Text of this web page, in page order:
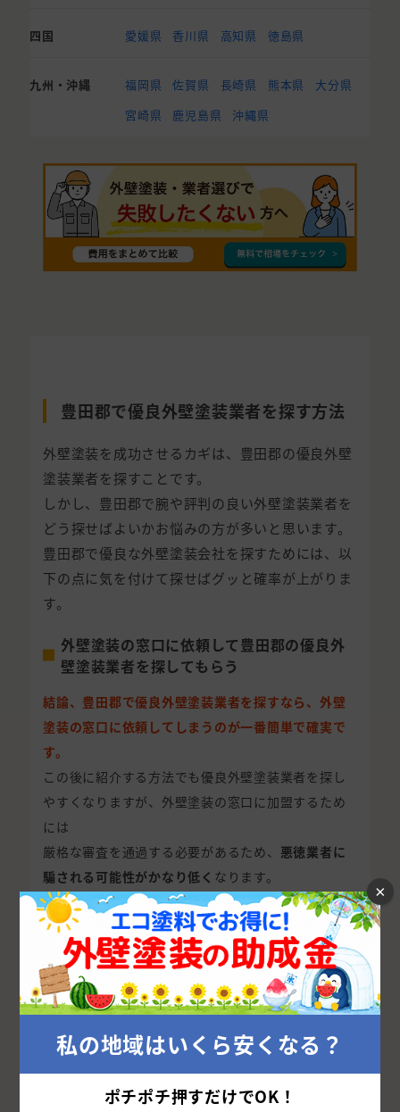
四国 愛媛県 香川県 高知県 徳島県
九州・沖縄 福岡県 佐賀県 長崎県 熊本県
大分県
宮崎県
鹿児島県 沖縄県
豊田郡で優良外壁塗装業者を探す方法
外壁塗装を成功させるカギは、豊田郡の優良外壁
塗装業者を探すことです。
しかし、豊田郡で腕や評判の良い外壁塗装業者を
どう探せばよいかお悩みの方が多いと思います。
豊田郡で優良な外壁塗装会社を探すためには、以
下の点に気を付けて探せばグッと確率が上がりま
す。
外壁塗装の窓口に依頼して豊田郡の優良外
壁塗装業者を探してもらう
結論、豊田郡で優良外壁塗装業者を探すなら、外壁
塗装の窓口に依頼してしまうのが一番簡単で確実で
す。
この後に紹介する方法でも優良外壁塗装業者を探し
やすくなりますが、外壁塗装の窓口に加盟するため
には
厳格な審査を通過する必要があるため、 悪徳業者に
騙される可能性がかなり低く なります。
外壁塗装の窓口ではスタッフがあなたに合った最適
な優良外壁塗装業者を紹介するため、自分で面倒な
調査は不要です。
外壁塗装の窓口では豊田郡に厳選された豊田郡社の
加盟店が掲載されていますので、もちろんご自身で
外壁塗装は高額で非常に大事なお買い物になります
ので、是非プロにあなたの最適な外壁塗装業者を紹
介させてください。
×
私の地域はいくら安くなる？
ポチポチ押すだけでOK！